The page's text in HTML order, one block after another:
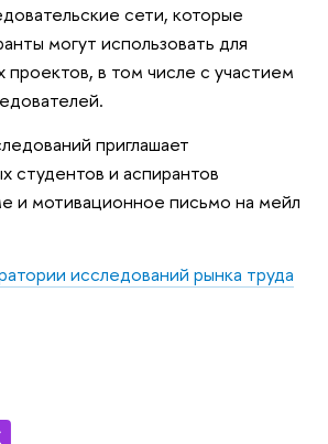
сети, которые
могут использовать для
проектов, в том числе с участием
приглашает
студентов и аспирантов
и мотивационное письмо на мейл
исследований рынка труда